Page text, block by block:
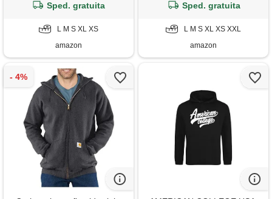
Sped. gratuita
L M S XL XS
amazon
(carbon heather), s
Sped. gratuita
L M S XL XS XXL
amazon